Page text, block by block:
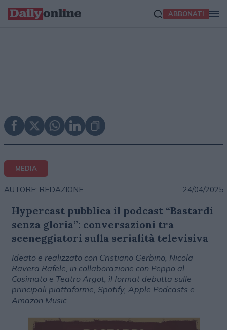
ABBONATI
MEDIA
AUTORE: REDAZIONE 24/04/2025
Hypercast pubblica il podcast “Bastardi
senza gloria”: conversazioni tra
sceneggiatori sulla serialità televisiva
Ideato e realizzato con Cristiano Gerbino, Nicola
Ravera Rafele, in collaborazione con Peppo al
Cosimato e Teatro Argot, il format debutta sulle
principali piattaforme, Spotify, Apple Podcasts e
Amazon Music